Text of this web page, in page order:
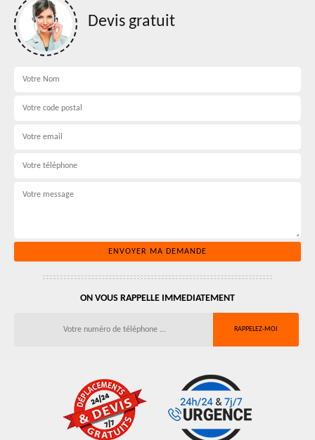
Devis gratuit
ON VOUS RAPPELLE IMMEDIATEMENT